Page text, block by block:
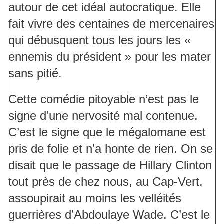
autour de cet idéal autocratique. Elle
fait vivre des centaines de mercenaires
qui débusquent tous les jours les «
ennemis du président » pour les mater
sans pitié.
Cette comédie pitoyable n’est pas le
signe d’une nervosité mal contenue.
C’est le signe que le mégalomane est
pris de folie et n’a honte de rien. On se
disait que le passage de Hillary Clinton
tout près de chez nous, au Cap-Vert,
assoupirait au moins les velléités
guerrières d’Abdoulaye Wade. C’est le